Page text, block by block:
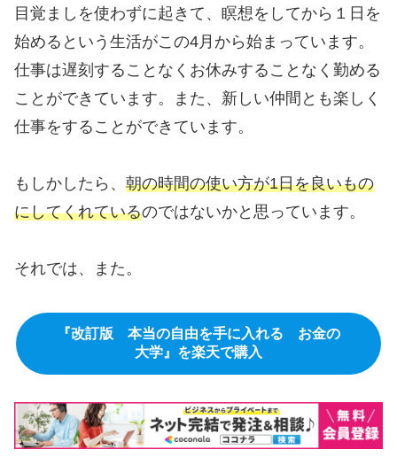
目覚ましを使わずに起きて、瞑想をしてから１日を
始めるという生活がこの4月から始まっています。
仕事は遅刻することなくお休みすることなく勤める
ことができています。また、新しい仲間とも楽しく
仕事をすることができています。
もしかしたら、 朝の時間の使い方が1日を良いもの
にしてくれているのではないかと思っています。
それでは、また。
『改訂版 本当の自由を手に入れる お金の
大学』を楽天で購入